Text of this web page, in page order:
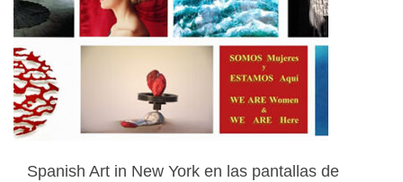
Spanish Art in New York en las pantallas de